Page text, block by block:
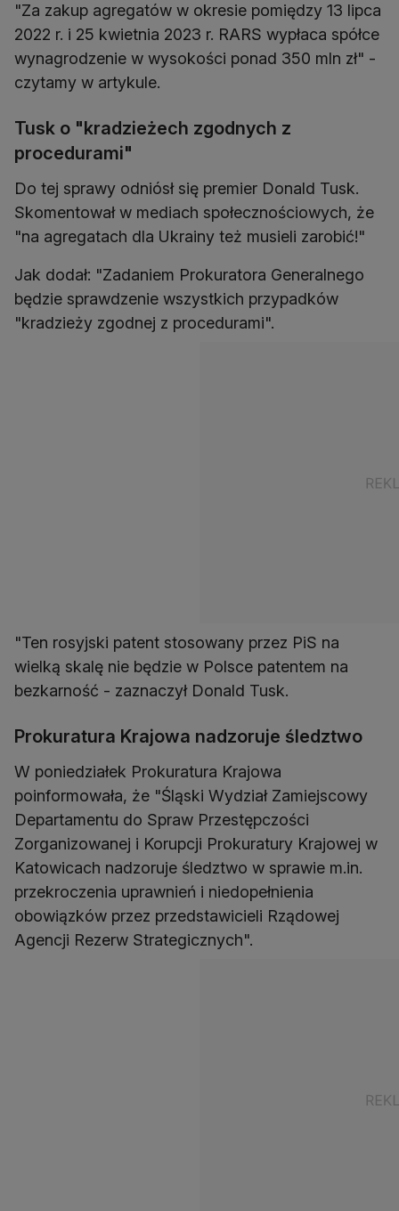
"Za zakup agregatów w okresie pomiędzy 13 lipca
2022 r. i 25 kwietnia 2023 r. RARS wypłaca spółce
wynagrodzenie w wysokości ponad 350 mln zł" -
czytamy w artykule.
Tusk o "kradzieżech zgodnych z
procedurami"
Do tej sprawy odniósł się premier Donald Tusk.
Skomentował w mediach społecznościowych, że
"na agregatach dla Ukrainy też musieli zarobić!"
Jak dodał: "Zadaniem Prokuratora Generalnego
będzie sprawdzenie wszystkich przypadków
"kradzieży zgodnej z procedurami".
"Ten rosyjski patent stosowany przez PiS na
wielką skalę nie będzie w Polsce patentem na
bezkarność - zaznaczył Donald Tusk.
Prokuratura Krajowa nadzoruje śledztwo
W poniedziałek Prokuratura Krajowa
poinformowała, że "Śląski Wydział Zamiejscowy
Departamentu do Spraw Przestępczości
Zorganizowanej i Korupcji Prokuratury Krajowej w
Katowicach nadzoruje śledztwo w sprawie m.in.
przekroczenia uprawnień i niedopełnienia
obowiązków przez przedstawicieli Rządowej
Agencji Rezerw Strategicznych".